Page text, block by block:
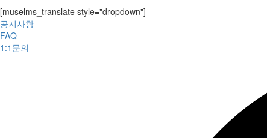
[muselms_translate style="dropdown"]
공지사항
FAQ
1:1문의